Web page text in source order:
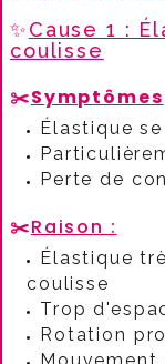
✨Cause 1 :
coulisse
✂️Symptômes
Élastique
Perte de
✂️Raison :
Élastique
coulisse
Trop
Rotation